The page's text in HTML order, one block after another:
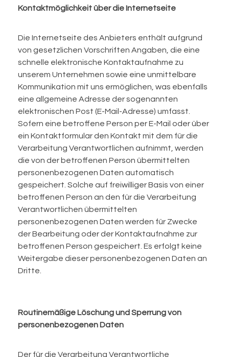
Kontaktmöglichkeit über die Internetseite
Die Internetseite des Anbieters enthält aufgrund
von gesetzlichen Vorschriften Angaben, die eine
schnelle elektronische Kontaktaufnahme zu
unserem Unternehmen sowie eine unmittelbare
Kommunikation mit uns ermöglichen, was ebenfalls
eine allgemeine Adresse der sogenannten
elektronischen Post (E-Mail-Adresse) umfasst.
Sofern eine betroffene Person per E-Mail oder über
ein Kontaktformular den Kontakt mit dem für die
Verarbeitung Verantwortlichen aufnimmt, werden
die von der betroffenen Person übermittelten
personenbezogenen Daten automatisch
gespeichert. Solche auf freiwilliger Basis von einer
betroffenen Person an den für die Verarbeitung
Verantwortlichen übermittelten
personenbezogenen Daten werden für Zwecke
der Bearbeitung oder der Kontaktaufnahme zur
betroffenen Person gespeichert. Es erfolgt keine
Weitergabe dieser personenbezogenen Daten an
Dritte.
Routinemäßige Löschung und Sperrung von
personenbezogenen Daten
Der für die Verarbeitung Verantwortliche